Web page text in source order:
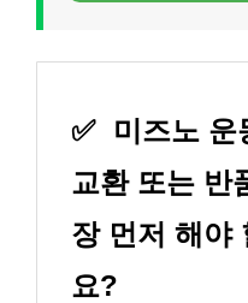
✅
미즈노 운
교환 또는 반
장 먼저 해야
요?